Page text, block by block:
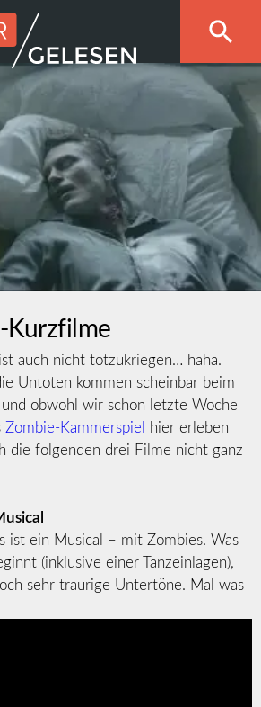
Kurzfilme
auch nicht totzukriegen… haha.
Untoten kommen scheinbar beim
obwohl wir schon letzte Woche
Zombie-Kammerspiel
hier erleben
die folgenden drei Filme nicht ganz
ist ein Musical – mit Zombies. Was
(inklusive einer Tanzeinlagen),
sehr traurige Untertöne. Mal was